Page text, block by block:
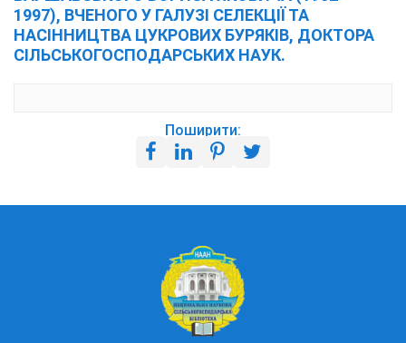
1997), ВЧЕНОГО У ГАЛУЗІ СЕЛЕКЦІЇ ТА
НАСІННИЦТВА ЦУКРОВИХ БУРЯКІВ, ДОКТОРА
СІЛЬСЬКОГОСПОДАРСЬКИХ НАУК.
Поширити: